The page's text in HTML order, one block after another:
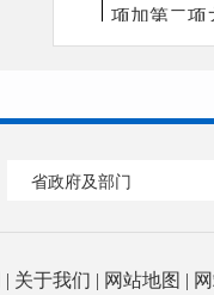
项加第二项
第四项之和
一、本年新
二、上年结
（
省政府及部门
| 关于我们 | 网站地图 |